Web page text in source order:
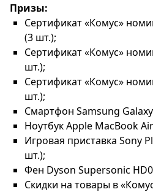
Призы:
Сертификат «Комус»
(3 шт.);
Сертификат «Комус»
шт.);
Сертификат «Комус»
шт.);
Смартфон Samsung
Ноутбук Apple MacBook
Игровая приставка Sony
шт.);
Фен Dyson Supersonic
Скидки на товары в